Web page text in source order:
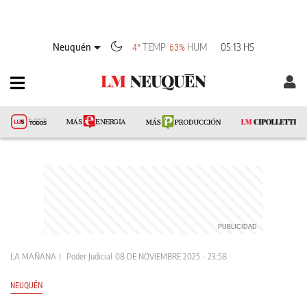
Neuquén 4° TEMP 63% HUM 05:13 HS
LA MAÑANA Poder Judicial 08 DE NOVIEMBRE 2025 - 23:58
NEUQUÉN